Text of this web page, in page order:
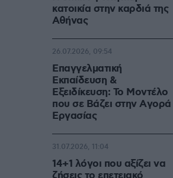
κατοικία στην καρδιά της
Αθήνας
Επαγγελματική
Εκπαίδευση &
Εξειδίκευση: Το Mοντέλο
που σε Bάζει στην Aγορά
Eργασίας
26.07.2026, 09:54
14+1 λόγοι που αξίζει να
31.07.2026, 11:04